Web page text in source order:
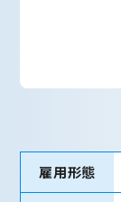
雇用形態